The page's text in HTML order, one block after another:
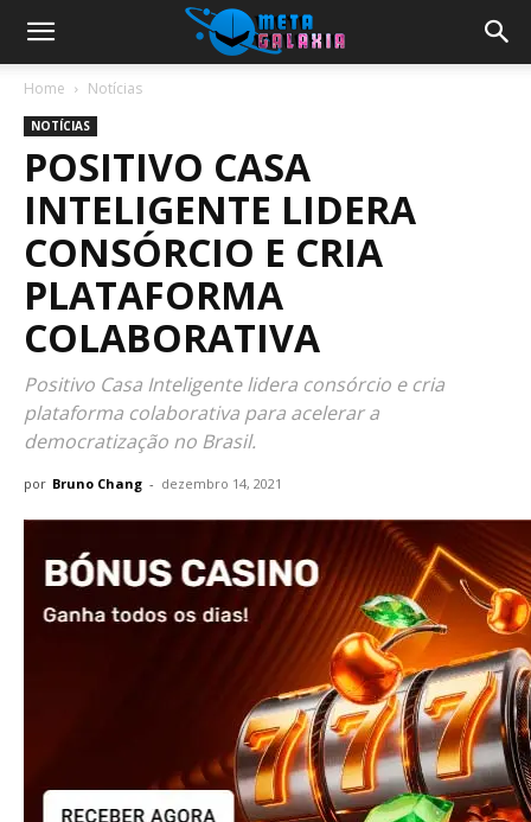
Home Notícias
NOTÍCIAS
POSITIVO CASA
INTELIGENTE LIDERA
CONSÓRCIO E CRIA
PLATAFORMA
COLABORATIVA
Positivo Casa Inteligente lidera consórcio e cria
plataforma colaborativa para acelerar a
democratização no Brasil.
por Bruno Chang - dezembro 14, 2021